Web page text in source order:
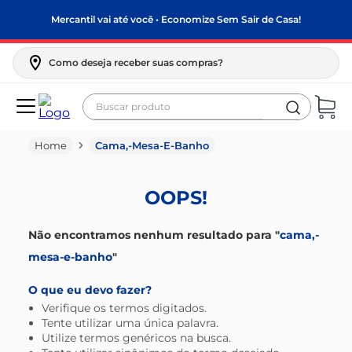
Mercantil vai até você • Economize Sem Sair de Casa!
Como deseja receber suas compras?
Buscar produto
Cama,-Mesa-E-Banho
OOPS!
Não encontramos nenhum resultado para "cama,-
mesa-e-banho"
O que eu devo fazer?
Verifique os termos digitados.
Tente utilizar uma única palavra.
Utilize termos genéricos na busca.
biscoito
papel higiênico
leite pó
feijão
leite condensado
sabão pó